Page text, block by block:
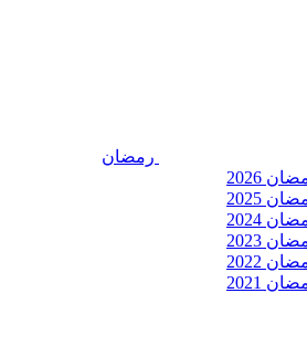
رمضان
2026
2025
2024
2023
2022
2021